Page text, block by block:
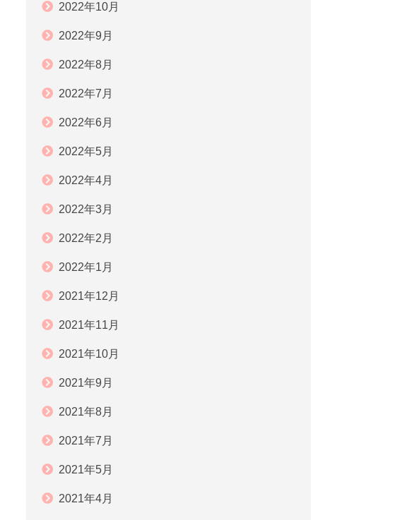
2022年10月
2022年9月
2022年8月
2022年7月
2022年6月
2022年5月
2022年4月
2022年3月
2022年2月
2022年1月
2021年12月
2021年11月
2021年10月
2021年9月
2021年8月
2021年7月
2021年5月
2021年4月